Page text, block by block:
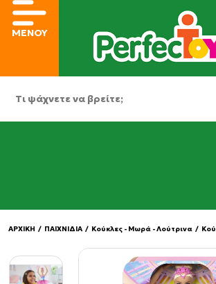
ΜΕΝΟΥ
ΑΡΧΙΚΗ / ΠΑΙΧΝΙΔΙΑ / Κούκλες - Μωρά - Λούτρινα /